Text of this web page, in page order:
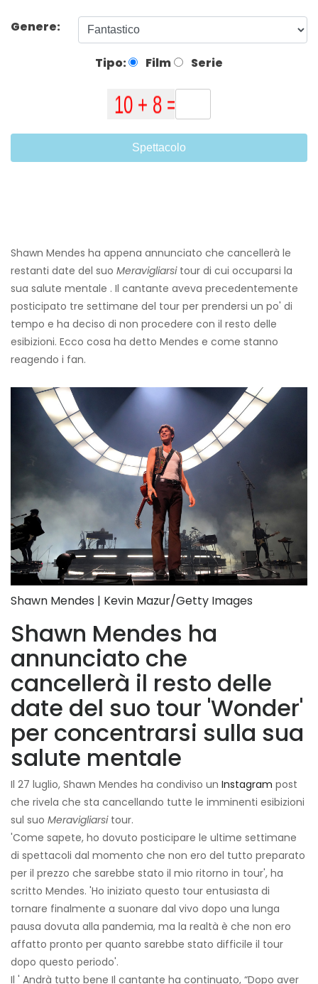
Genere:
Tipo: Film Serie
Spettacolo
Shawn Mendes ha appena annunciato che cancellerà le
restanti date del suo Meravigliarsitour di cui occuparsi la
sua salute mentale . Il cantante aveva precedentemente
posticipato tre settimane del tour per prendersi un po' di
tempo e ha deciso di non procedere con il resto delle
esibizioni. Ecco cosa ha detto Mendes e come stanno
reagendo i fan.
Shawn Mendes | Kevin Mazur/Getty Images
Shawn Mendes ha
annunciato che
cancellerà il resto delle
date del suo tour 'Wonder'
per concentrarsi sulla sua
salute mentale
Il 27 luglio, Shawn Mendes ha condiviso un Instagram post
che rivela che sta cancellando tutte le imminenti esibizioni
sul suo Meravigliarsitour.
'Come sapete, ho dovuto posticipare le ultime settimane
di spettacoli dal momento che non ero del tutto preparato
per il prezzo che sarebbe stato il mio ritorno in tour', ha
scritto Mendes. 'Ho iniziato questo tour entusiasta di
tornare finalmente a suonare dal vivo dopo una lunga
pausa dovuta alla pandemia, ma la realtà è che non ero
affatto pronto per quanto sarebbe stato difficile il tour
dopo questo periodo'.
Il ' Andrà tutto bene Il cantante ha continuato, “Dopo aver